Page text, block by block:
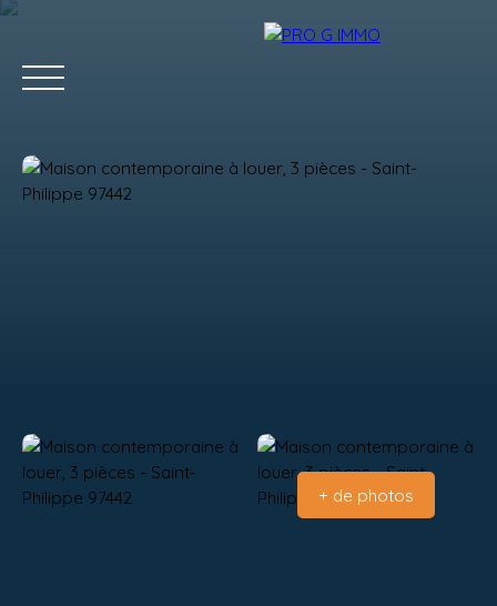
Estimation
+ de photos